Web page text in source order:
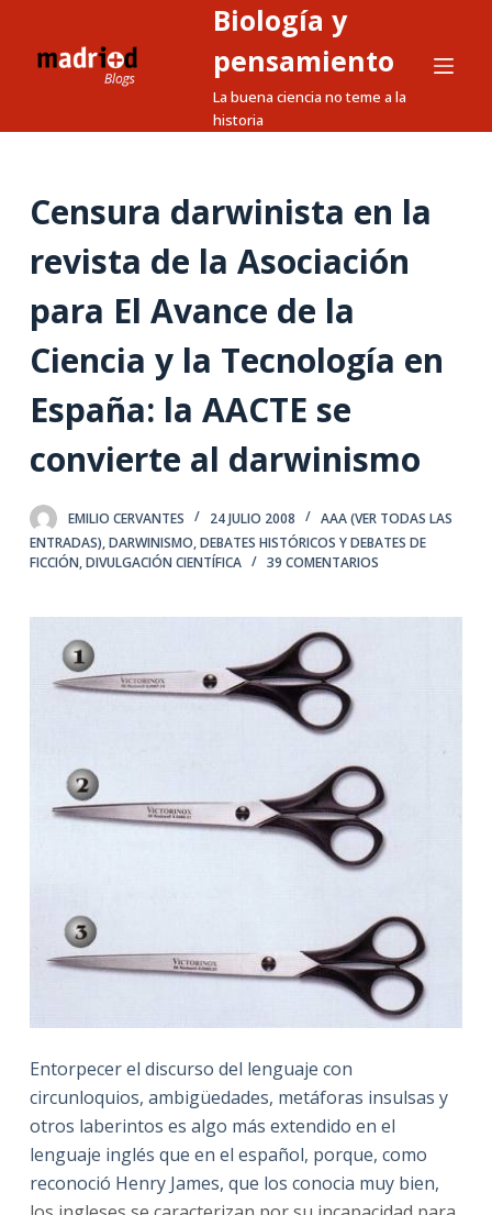
a
n
d
Biología y
pensamiento
La buena ciencia no teme a la
historia
Censura darwinista en la
revista de la Asociación
para El Avance de la
Ciencia y la Tecnología en
España: la AACTE se
convierte al darwinismo
EMILIO CERVANTES 24 JULIO 2008
AAA (VER TODAS LAS
ENTRADAS),DARWINISMO,DEBATES HISTÓRICOS Y DEBATES DE
FICCIÓN,DIVULGACIÓN CIENTÍFICA 39 COMENTARIOS
Entorpecer el discurso del lenguaje con
circunloquios, ambigüedades, metáforas insulsas y
otros laberintos es algo más extendido en el
lenguaje inglés que en el español, porque, como
reconoció Henry James, que los conocia muy bien,